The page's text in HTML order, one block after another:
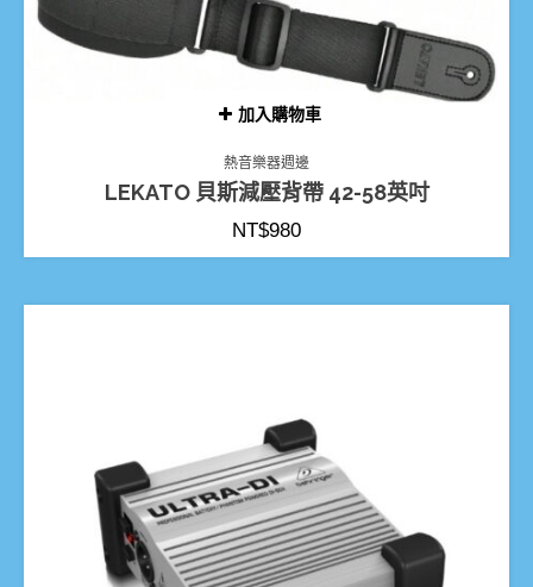
加入購物車
熱音樂器週邊
LEKATO 貝斯減壓背帶 42-58英吋
NT$980